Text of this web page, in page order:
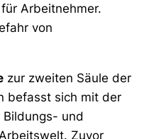
Arbeitnehmer.
von
zur zweiten Säule der
befasst sich mit der
und
Zuvor